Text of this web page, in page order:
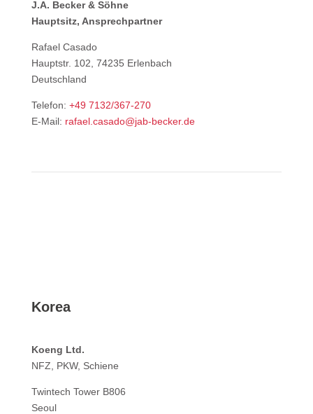
J.A. Becker & Söhne
Hauptsitz, Ansprechpartner
Rafael Casado
Hauptstr. 102, 74235 Erlenbach
Deutschland
Telefon: +49 7132/367-270
E-Mail: rafael.casado@jab-becker.de
Korea
Koeng Ltd.
NFZ, PKW, Schiene
Twintech Tower B806
Seoul